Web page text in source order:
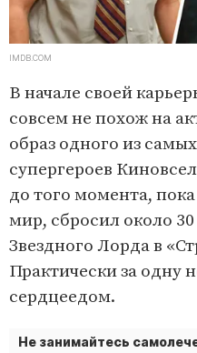
IMDB.COM
В начале своей
совсем не похож на
образ одного из
супергероев
до того момента,
мир, сбросил около
Звездного Лорда в
Практически за одну
сердцеедом.
Не занимайтесь